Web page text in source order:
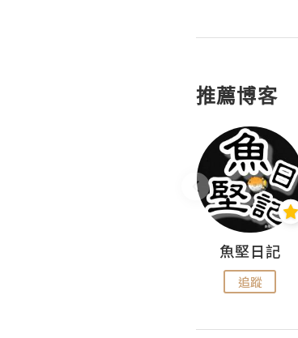
推薦博客
魚堅日記
追蹤